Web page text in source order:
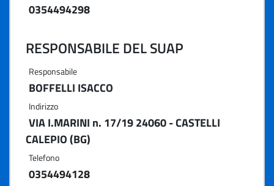
0354494298
RESPONSABILE DEL SUAP
Responsabile
BOFFELLI ISACCO
Indirizzo
VIA I.MARINI n. 17/19 24060 - CASTELLI
CALEPIO (BG)
Telefono
0354494128